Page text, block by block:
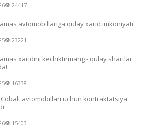
24417
avtomobillariga qulay xarid imkoniyati
23221
xaridini kechiktirmang - qulay shartlar
16338
avtomobillari uchun kontraktatsiya
15403